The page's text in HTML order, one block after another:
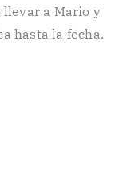
llevar a Mario y
hasta la fecha.